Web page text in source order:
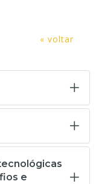
« voltar
e